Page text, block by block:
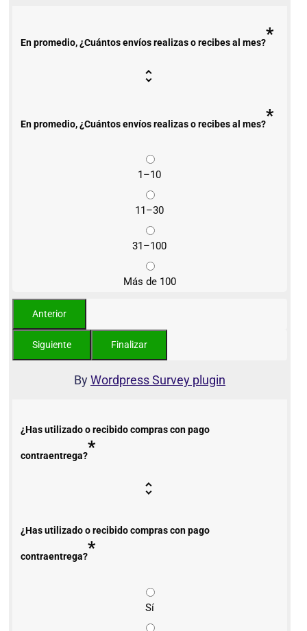
En promedio, ¿Cuántos envíos realizas o recibes al mes?*
En promedio, ¿Cuántos envíos realizas o recibes al mes?*
1–10
11–30
31–100
Más de 100
ByWordpress Survey plugin
¿Has utilizado o recibido compras con pago
contraentrega?*
¿Has utilizado o recibido compras con pago
contraentrega?*
Sí